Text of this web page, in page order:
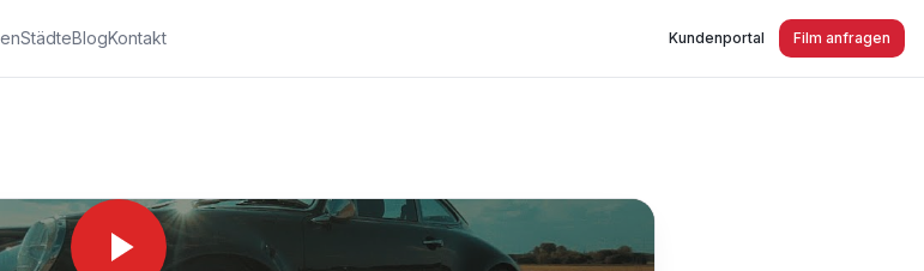
StädteBlogKontakt Kundenportal Film anfragen